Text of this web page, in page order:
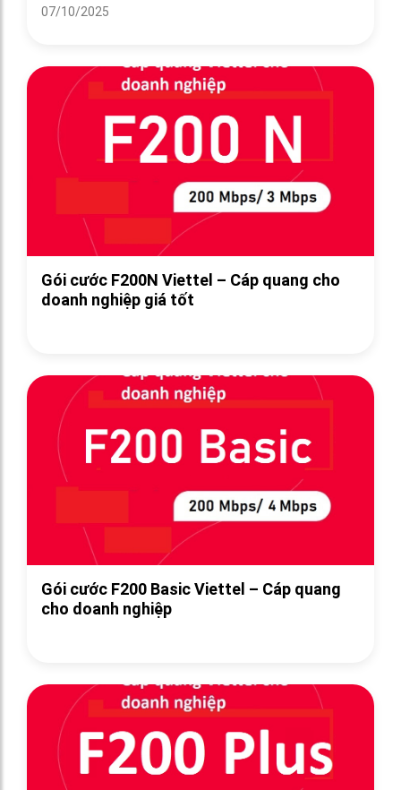
07/10/2025
Gói cước F200N Viettel – Cáp quang cho
doanh nghiệp giá tốt
Gói cước F200 Basic Viettel – Cáp quang
cho doanh nghiệp